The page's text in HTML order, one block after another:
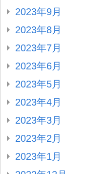
2023年9月
2023年8月
2023年7月
2023年6月
2023年5月
2023年4月
2023年3月
2023年2月
2023年1月